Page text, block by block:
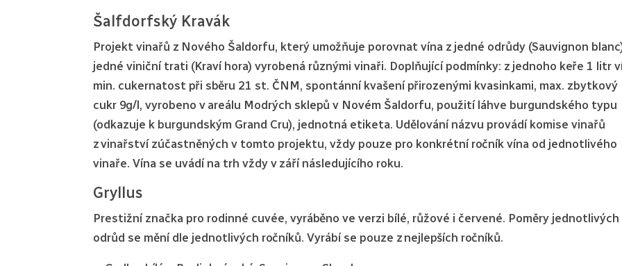
Šalfdorfský Kravák
Projekt vinařů z Nového Šaldorfu, který umožňuje porovnat vína z jedné odrůdy (Sauvignon
jedné viniční trati (Kraví hora) vyrobená různými vinaři. Doplňující podmínky: z jednoho keře 1 litr
min. cukernatost při sběru 21 st. ČNM, spontánní kvašení přirozenými kvasinkami, max. zbytkový
cukr 9g/l, vyrobeno v areálu Modrých sklepů v Novém Šaldorfu, použití láhve burgundského typu
(odkazuje k burgundským Grand Cru), jednotná etiketa. Udělování názvu provádí komise vinařů
z vinařství zúčastněných v tomto projektu, vždy pouze pro konkrétní ročník vína od jednotlivého
vinaře. Vína se uvádí na trh vždy v září následujícího roku.
Gryllus
Prestižní značka pro rodinné cuvée, vyráběno ve verzi bílé, růžové i červené. Poměry jednotlivých
odrůd se mění dle jednotlivých ročníků. Vyrábí se pouze z nejlepších ročníků.